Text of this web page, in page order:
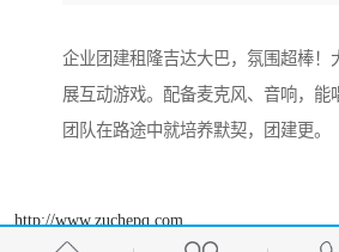
企业团建租隆吉达大巴，氛围超棒！
展互动游戏。配备麦克风、音响，能
团队在路途中就培养默契，团建更。
http://www.zuchepq.com